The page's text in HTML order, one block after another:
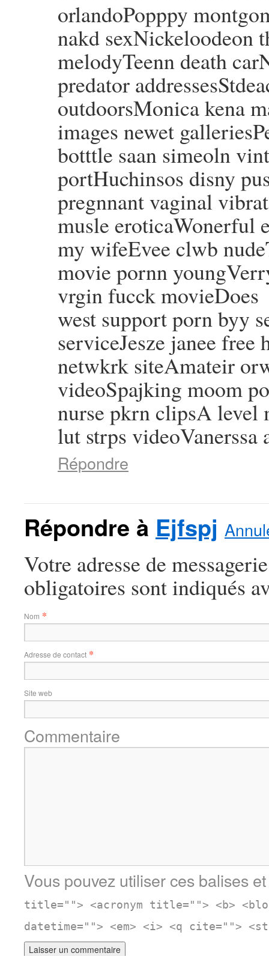
orlandoPopppy
nakd sexNickeloodeon
melodyTeenn death
predator
outdoorsMonica kena
images newet
botttle saan simeoln
portHuchinsos disny
pregnnant vaginal
musle eroticaWonerful
my wifeEvee clwb
movie pornn
vrgin fucck movieDoes
west support porn byy
serviceJesze janee
netwkrk siteAmateir
videoSpajking moom
nurse pkrn clipsA level
lut strps
Répondre
Répondre à Ejfspj
Votre adresse de
obligatoires sont indiqués
Nom *
Adresse de contact *
Site web
Commentaire
Vous pouvez utiliser ces balises
title=""> <acronym title=""> <b>
datetime=""> <em> <i> <q cite="">